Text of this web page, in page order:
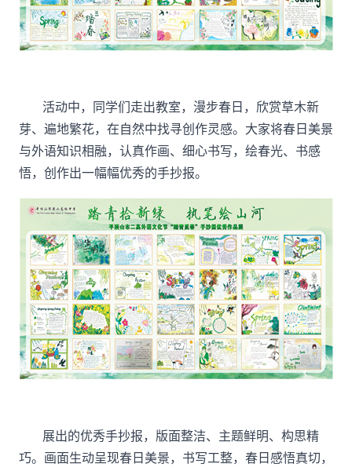
活动中，同学们走出教室，漫步春日，欣赏草木新
芽、遍地繁花，在自然中找寻创作灵感。大家将春日美景
与外语知识相融，认真作画、细心书写，绘春光、书感
悟，创作出一幅幅优秀的手抄报。
展出的优秀手抄报，版面整洁、主题鲜明、构思精
巧。画面生动呈现春日美景，书写工整，春日感悟真切，